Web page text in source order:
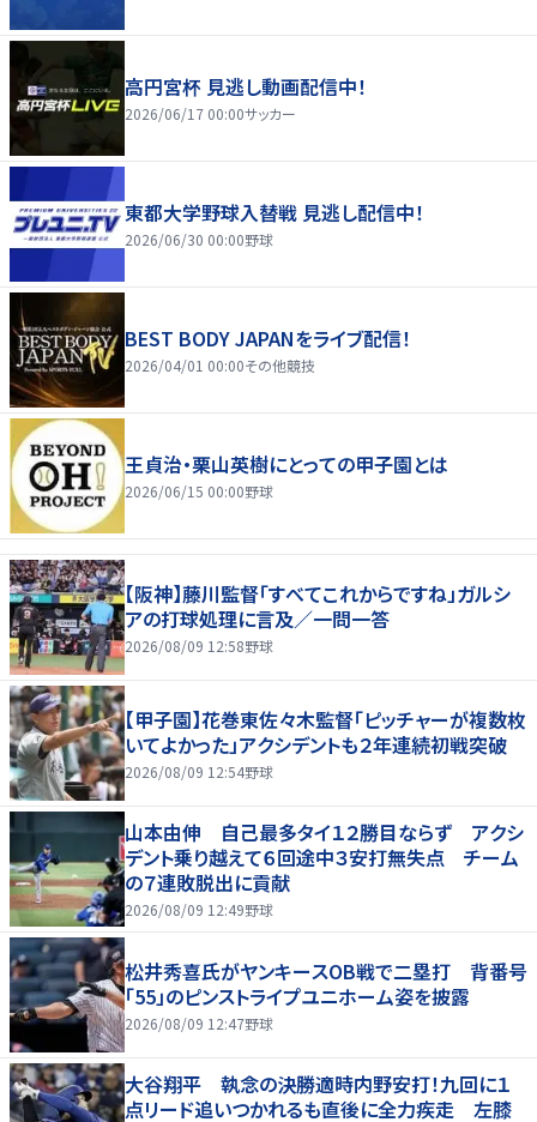
高円宮杯 見逃し動画配信中！
2026/06/17 00:00サッカー
東都大学野球入替戦 見逃し配信中！
2026/06/30 00:00野球
BEST BODY JAPANをライブ配信！
2026/04/01 00:00その他競技
王貞治・栗山英樹にとっての甲子園とは
2026/06/15 00:00野球
【阪神】藤川監督「すべてこれからですね」ガルシ
アの打球処理に言及／一問一答
2026/08/09 12:58野球
【甲子園】花巻東佐々木監督「ピッチャーが複数枚
いてよかった」アクシデントも２年連続初戦突破
2026/08/09 12:54野球
山本由伸 自己最多タイ１２勝目ならず アクシ
デント乗り越えて６回途中３安打無失点 チーム
の７連敗脱出に貢献
2026/08/09 12:49野球
松井秀喜氏がヤンキースOB戦で二塁打 背番号
「55」のピンストライプユニホーム姿を披露
2026/08/09 12:47野球
大谷翔平 執念の決勝適時内野安打！九回に１
点リード追いつかれるも直後に全力疾走 左膝